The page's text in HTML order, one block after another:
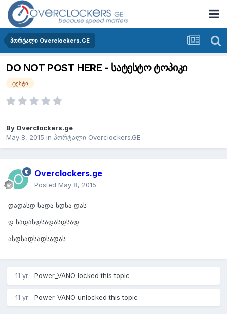
პორტალი Overclockers.GE
DO NOT POST HERE - სატესტო ტოპიკი
ტესტი
By Overclockers.ge
May 8, 2015 in პორტალი Overclockers.GE
Overclockers.ge
Posted May 8, 2015
დადასდ სადა სდსა დას
დ სადასდსადასდსად
ასდსადსადსადას
11 yr Power_VANO locked this topic
11 yr Power_VANO unlocked this topic